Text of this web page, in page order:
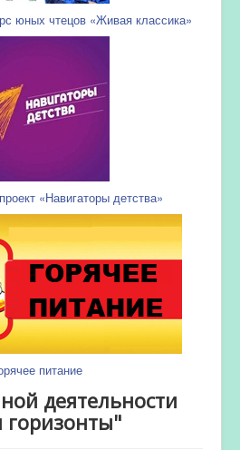
юных чтецов «Живая классика»
«Навигаторы детства»
питание
деятельности
горизонты"